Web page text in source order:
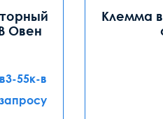
Овен
55к-в
Клемма